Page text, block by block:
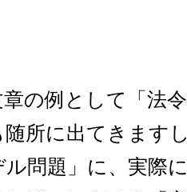
の例として「法
所に出てきます
問題」に、実際